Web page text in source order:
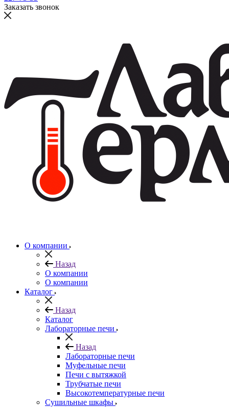
Заказать звонок
О компании
Назад
О компании
О компании
Каталог
Назад
Каталог
Лабораторные печи
Назад
Лабораторные печи
Муфельные печи
Печи с вытяжкой
Трубчатые печи
Высокотемпературные печи
Сушильные шкафы